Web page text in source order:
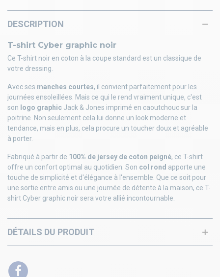
DESCRIPTION
T-shirt Cyber graphic noir
Ce T-shirt noir en coton à la coupe standard est un classique de
votre dressing.
Avec ses manches courtes, il convient parfaitement pour les
journées ensoleillées. Mais ce qui le rend vraiment unique, c'est
son logo graphic Jack & Jones imprimé en caoutchouc sur la
poitrine. Non seulement cela lui donne un look moderne et
tendance, mais en plus, cela procure un toucher doux et agréable
à porter.
Fabriqué à partir de 100% de jersey de coton peigné, ce T-shirt
offre un confort optimal au quotidien. Son col rond apporte une
touche de simplicité et d'élégance à l'ensemble. Que ce soit pour
une sortie entre amis ou une journée de détente à la maison, ce T-
shirt Cyber graphic noir sera votre allié incontournable.
DÉTAILS DU PRODUIT